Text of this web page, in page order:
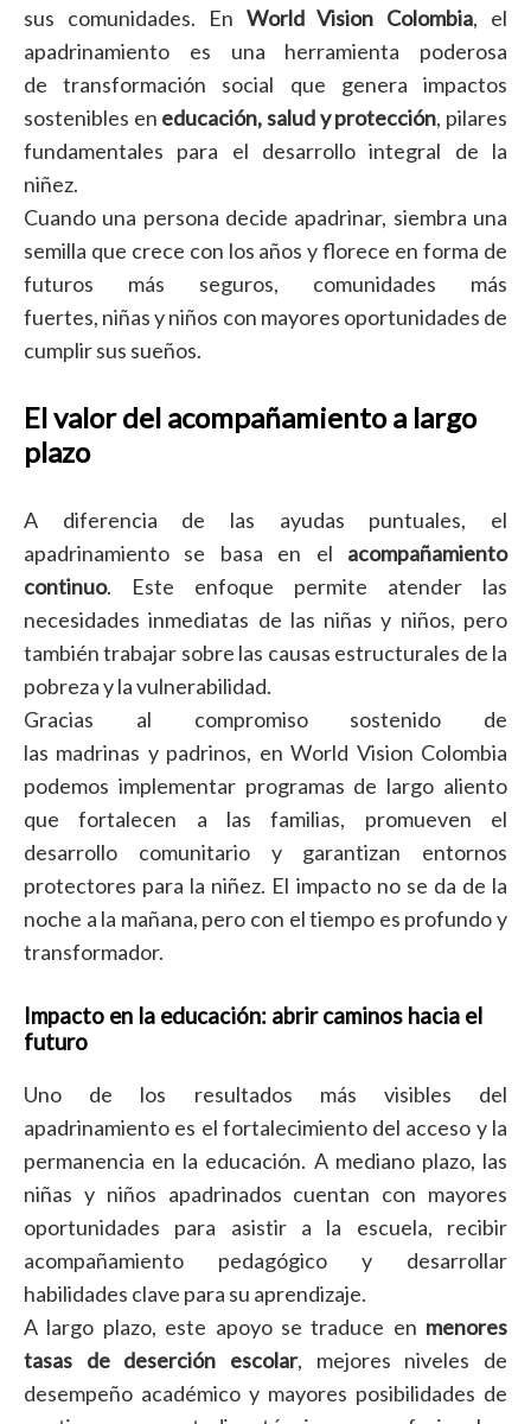
sus comunidades. En World Vision Colombia, el
apadrinamiento es una herramienta poderosa
de transformación social que genera impactos
sostenibles en educación, salud y protección, pilares
fundamentales para el desarrollo integral de la
niñez.
Cuando una persona decide apadrinar, siembra una
semilla que crece con los años y florece en forma de
futuros más seguros, comunidades más
fuertes, niñas y niños con mayores oportunidades de
cumplir sus sueños.
El valor del acompañamiento a largo
plazo
A diferencia de las ayudas puntuales, el
apadrinamiento se basa en el acompañamiento
continuo. Este enfoque permite atender las
necesidades inmediatas de las niñas y niños, pero
también trabajar sobre las causas estructurales de la
pobreza y la vulnerabilidad.
Gracias al compromiso sostenido de
las madrinas y padrinos, en World Vision Colombia
podemos implementar programas de largo aliento
que fortalecen a las familias, promueven el
desarrollo comunitario y garantizan entornos
protectores para la niñez. El impacto no se da de la
noche a la mañana, pero con el tiempo es profundo y
transformador.
Impacto en la educación: abrir caminos hacia el
futuro
Uno de los resultados más visibles del
apadrinamiento es el fortalecimiento del acceso y la
permanencia en la educación. A mediano plazo, las
niñas y niños apadrinados cuentan con mayores
oportunidades para asistir a la escuela, recibir
acompañamiento pedagógico y desarrollar
habilidades clave para su aprendizaje.
A largo plazo, este apoyo se traduce en menores
tasas de deserción escolar, mejores niveles de
desempeño académico y mayores posibilidades de